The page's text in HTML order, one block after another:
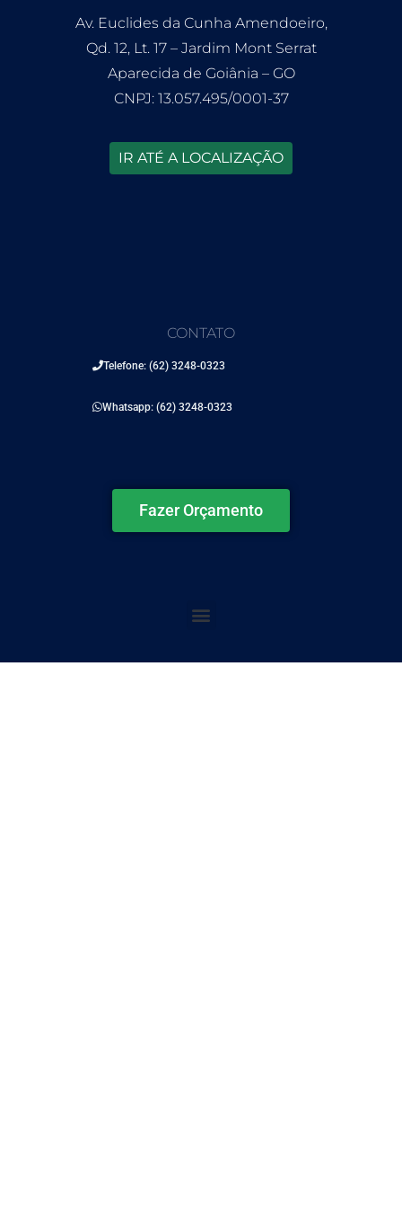
Av. Euclides da Cunha Amendoeiro,
Qd. 12, Lt. 17 – Jardim Mont Serrat
Aparecida de Goiânia – GO
CNPJ: 13.057.495/0001-37
IR ATÉ A LOCALIZAÇÃO
CONTATO
Telefone: (62) 3248-0323
Whatsapp: (62) 3248-0323
Fazer Orçamento